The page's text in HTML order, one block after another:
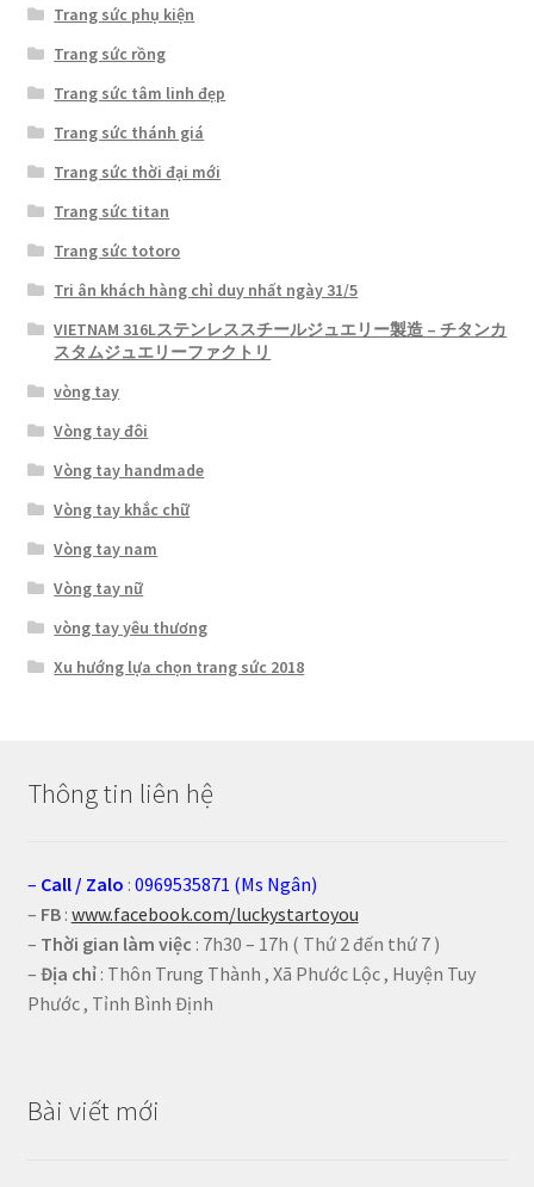
Trang sức phụ kiện
Trang sức rồng
Trang sức tâm linh đẹp
Trang sức thánh giá
Trang sức thời đại mới
Trang sức titan
Trang sức totoro
Tri ân khách hàng chỉ duy nhất ngày 31/5
VIETNAM 316Lステンレススチールジュエリー製造 – チタンカ
スタムジュエリーファクトリ
vòng tay
Vòng tay đôi
Vòng tay handmade
Vòng tay khắc chữ
Vòng tay nam
Vòng tay nữ
vòng tay yêu thương
Xu hướng lựa chọn trang sức 2018
Thông tin liên hệ
– Call / Zalo : 0969535871 (Ms Ngân)
– FB: www.facebook.com/luckystartoyou
– Thời gian làm việc : 7h30 – 17h ( Thứ 2 đến thứ 7 )
– Địa chỉ: Thôn Trung Thành , Xã Phước Lộc , Huyện Tuy
Phước , Tỉnh Bình Định
Bài viết mới